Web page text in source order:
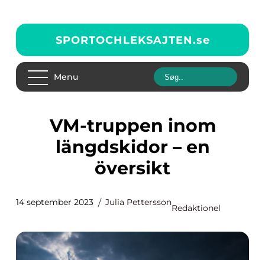
SPORTOCHLEKSAJTEN.se
Menu
VM-truppen inom
längdskidor – en
översikt
14 september 2023 Julia Pettersson
Redaktionel